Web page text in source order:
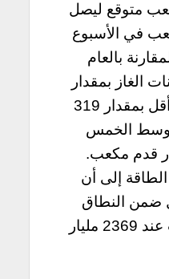
مكعب متوقع ليصل
مكعب في الأسبوع
وبالمقارنة بالعام
الغاز بمقدار
252 مليار قدم مكعب وأقل بمقدار 319
​​الخمس
2688 مليار قدم مكعب.
إلى أن
ضمن النطاق
التاريخي لخمس سنوات عند 2369 مليار